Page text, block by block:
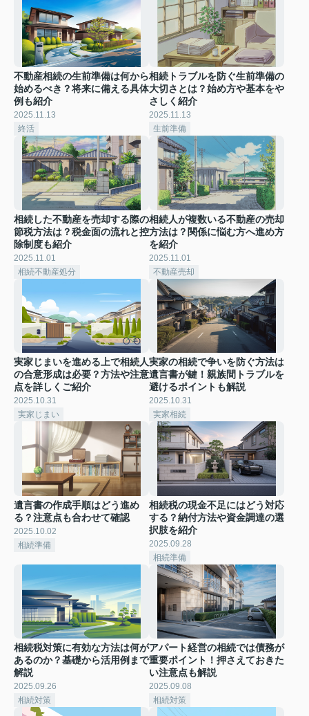
不動産相続の生前準備は何から
始めるべき？将来に備える具体
例も紹介
2025.11.13
終活
相続トラブルを防ぐ生前準備の
大切さとは？始め方や基本をや
さしく紹介
2025.11.13
生前準備
相続した不動産を売却する際の
節税方法は？税金面の流れと控
除制度も紹介
2025.11.01
相続不動産処分
相続人が複数いる不動産の売却
方法は？関係に悩む方へ進め方
を紹介
2025.11.01
不動産売却
実家じまいを進める上で相続人
の合意形成は必要？方法や注意
点を詳しくご紹介
2025.10.31
実家じまい
実家の相続で争いを防ぐ方法は
遺言書が鍵！親族間トラブルを
避けるポイントも解説
2025.10.31
実家相続
遺言書の作成手順はどう進め
る？注意点も合わせて確認
2025.10.02
相続準備
相続税の現金不足にはどう対応
する？納付方法や資金調達の選
択肢を紹介
2025.09.28
相続準備
相続税対策に有効な方法は何が
あるのか？基礎から活用例まで
解説
2025.09.26
相続対策
アパート経営の相続では債務が
重要ポイント！押さえておきた
い注意点も解説
2025.09.08
相続対策